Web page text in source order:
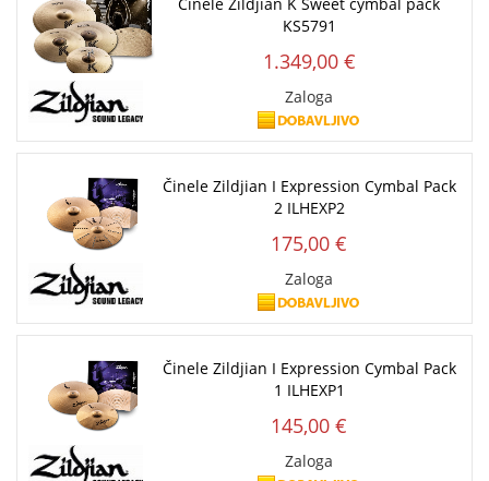
KS5791
1.349,00 €
Zaloga
Činele Zildjian I Expression Cymbal Pack
2 ILHEXP2
175,00 €
Zaloga
Činele Zildjian I Expression Cymbal Pack
1 ILHEXP1
145,00 €
Zaloga